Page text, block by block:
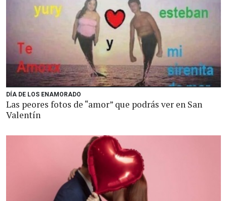
DÍA DE LOS ENAMORADO
Las peores fotos de “amor” que podrás ver en San
Valentín